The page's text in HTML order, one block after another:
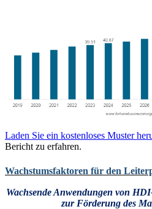
Laden Sie ein kostenloses Muster
Bericht zu erfahren.
Wachstumsfaktoren für den
Wachsende Anwendungen von
zur Förderung des